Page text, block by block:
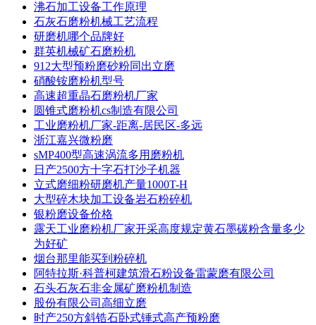
沸石加工设备工作原理
石灰石磨粉机械工艺流程
研磨机哪个品牌好
群英机械矿石磨粉机
912大型预粉磨砂粉同出立磨
硝酸铵磨粉机型号
高速超重晶石磨粉机厂家
圆锥式磨粉机cs制造有限公司
工业磨粉机厂家-距离-居民区-多远
浙江嘉兴微粉磨
sMP400型高速涡流多用磨粉机
日产2500方十字石打沙子机器
立式磨细粉研磨机产量1000T-H
大型碎木块加工设备岩石粉碎机
银粉磨设备价格
露天工业磨粉机厂家开采高度规定黄石墨碳粉含量多少
为好矿
烟台那里能买到粉碎机
阿特拉斯·科普柯建筑滑石粉设备雷蒙磨有限公司
石头石灰石非金属矿磨粉机制造
股份有限公司高细立磨
时产250方斜锆石卧式锤式高产预粉磨